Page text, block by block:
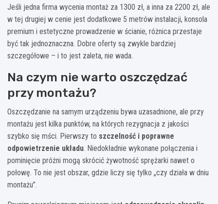
Jeśli jedna firma wycenia montaż za 1300 zł, a inna za 2200 zł, ale
w tej drugiej w cenie jest dodatkowe 5 metrów instalacji, konsola
premium i estetyczne prowadzenie w ścianie, różnica przestaje
być tak jednoznaczna. Dobre oferty są zwykle bardziej
szczegółowe – i to jest zaleta, nie wada.
Na czym nie warto oszczędzać
przy montażu?
Oszczędzanie na samym urządzeniu bywa uzasadnione, ale przy
montażu jest kilka punktów, na których rezygnacja z jakości
szybko się mści. Pierwszy to szczelność i poprawne
odpowietrzenie układu. Niedokładnie wykonane połączenia i
pominięcie próżni mogą skrócić żywotność sprężarki nawet o
połowę. To nie jest obszar, gdzie liczy się tylko „czy działa w dniu
montażu”.